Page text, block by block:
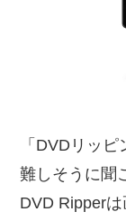
「DVDリッ
難しそうに聞
DVD Ripper